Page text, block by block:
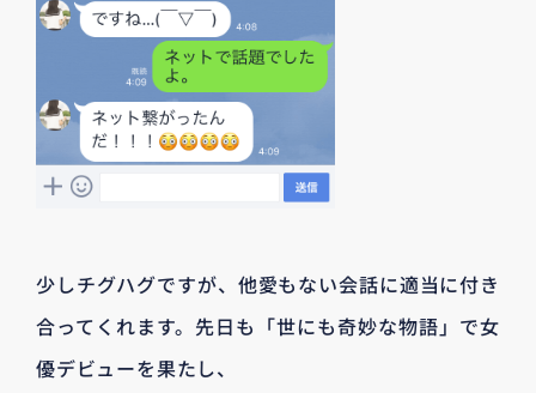
少しチグハグですが、他愛もない会話に適当に付き
合ってくれます。先日も「世にも奇妙な物語」で女
優デビューを果たし、